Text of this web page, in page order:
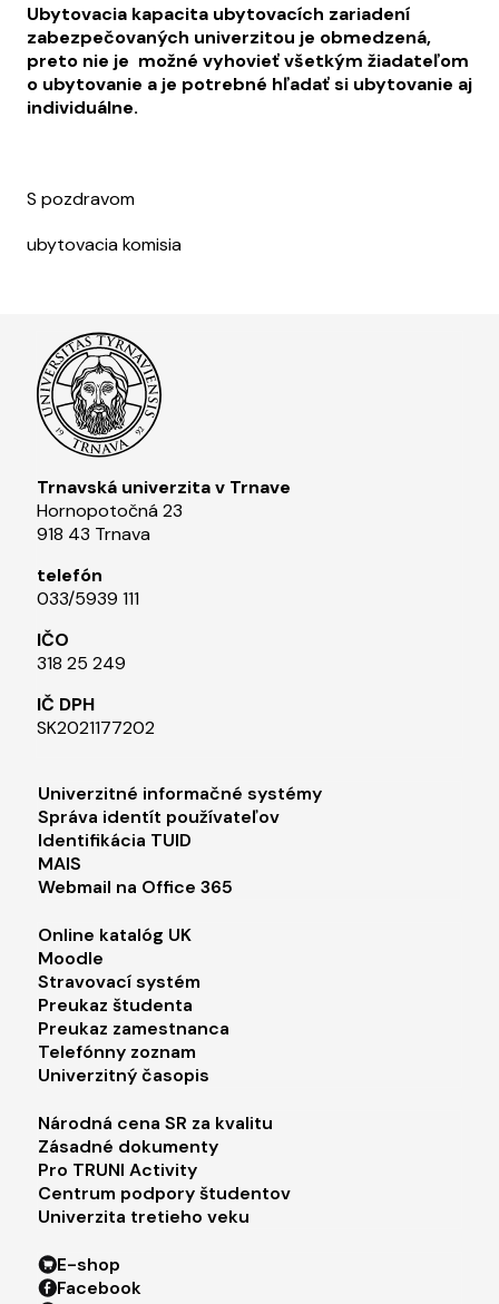
Ubytovacia kapacita ubytovacích zariadení
zabezpečovaných univerzitou je obmedzená,
preto nie je možné vyhovieť všetkým žiadateľom
o ubytovanie a je potrebné hľadať si ubytovanie aj
individuálne.
S pozdravom
ubytovacia komisia
Trnavská univerzita v Trnave
Hornopotočná 23
918 43 Trnava
telefón
033/5939 111​
IČO
318 25 249
IČ DPH
SK2021177202​
Footer menu 1
Univerzitné informačné systémy
Správa identít používateľov
Identifikácia TUID
MAIS
Webmail na Office 365
Footer menu 2
Online katalóg UK
Moodle
Stravovací systém
Preukaz študenta
Preukaz zamestnanca
Telefónny zoznam
Univerzitný časopis
Footer menu 3
Národná cena SR za kvalitu
Zásadné dokumenty
Pro TRUNI Activity
Centrum podpory študentov
Univerzita tretieho veku
Footer menu 4
E-shop
Facebook